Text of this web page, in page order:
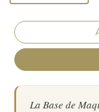
La Base de